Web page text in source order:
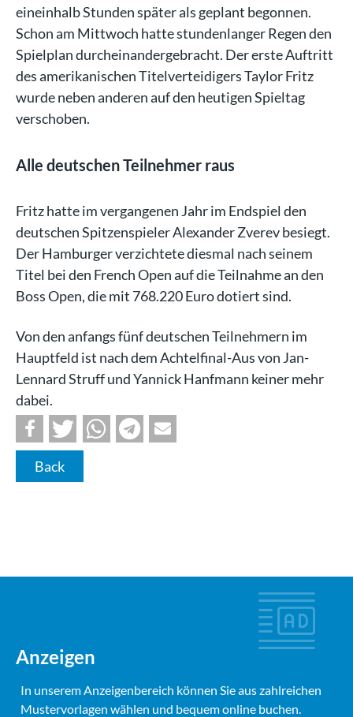
eineinhalb Stunden später als geplant begonnen.
Schon am Mittwoch hatte stundenlanger Regen den
Spielplan durcheinandergebracht. Der erste Auftritt
des amerikanischen Titelverteidigers Taylor Fritz
wurde neben anderen auf den heutigen Spieltag
verschoben.
Alle deutschen Teilnehmer raus
Fritz hatte im vergangenen Jahr im Endspiel den
deutschen Spitzenspieler Alexander Zverev besiegt.
Der Hamburger verzichtete diesmal nach seinem
Titel bei den French Open auf die Teilnahme an den
Boss Open, die mit 768.220 Euro dotiert sind.
Von den anfangs fünf deutschen Teilnehmern im
Hauptfeld ist nach dem Achtelfinal-Aus von Jan-
Lennard Struff und Yannick Hanfmann keiner mehr
dabei.
Back
Anzeigen
In unserem Anzeigenbereich können Sie aus zahlreichen
Mustervorlagen wählen und bequem online buchen.